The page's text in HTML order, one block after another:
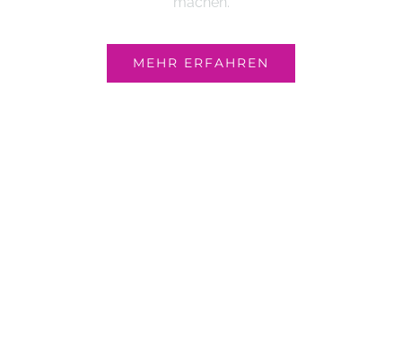
MEHR ERFAHREN